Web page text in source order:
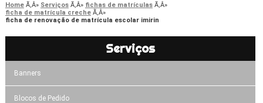
Home Serviços
fichas de matrículas
ficha de matrícula creche
ficha de renovação de matrícula escolar imirin
Serviços
Banners
Blocos de Pedido